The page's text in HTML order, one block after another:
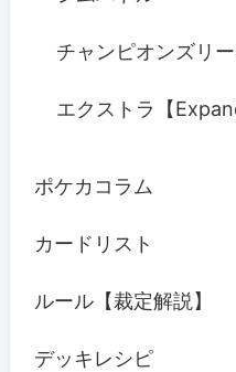
チャンピオンズリ
エクストラ【
ポケカコラム
カードリスト
ルール【裁定解説】
デッキレシピ